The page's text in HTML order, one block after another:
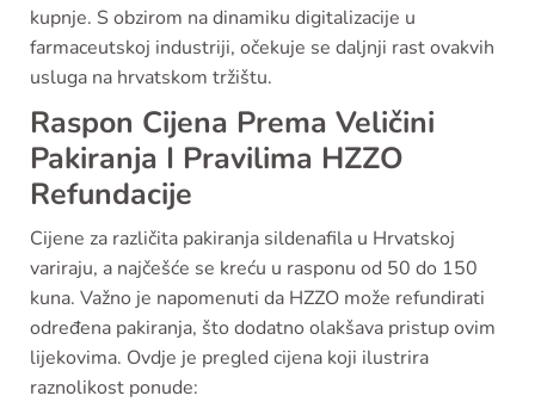
kupnje. S obzirom na dinamiku digitalizacije u
farmaceutskoj industriji, očekuje se daljnji rast ovakvih
usluga na hrvatskom tržištu.
Raspon Cijena Prema Veličini
Pakiranja I Pravilima HZZO
Refundacije
Cijene za različita pakiranja sildenafila u Hrvatskoj
variraju, a najčešće se kreću u rasponu od 50 do 150
kuna. Važno je napomenuti da HZZO može refundirati
određena pakiranja, što dodatno olakšava pristup ovim
lijekovima. Ovdje je pregled cijena koji ilustrira
raznolikost ponude: